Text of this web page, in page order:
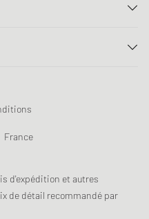
France
d'expédition et autres
de détail recommandé par